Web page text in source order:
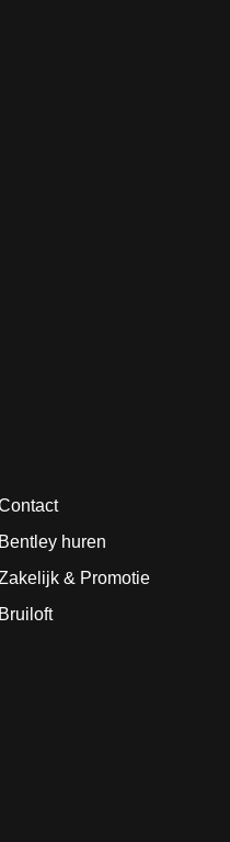
Bentley huren
& Promotie
Bruiloft